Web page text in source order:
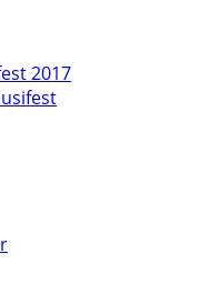
2017